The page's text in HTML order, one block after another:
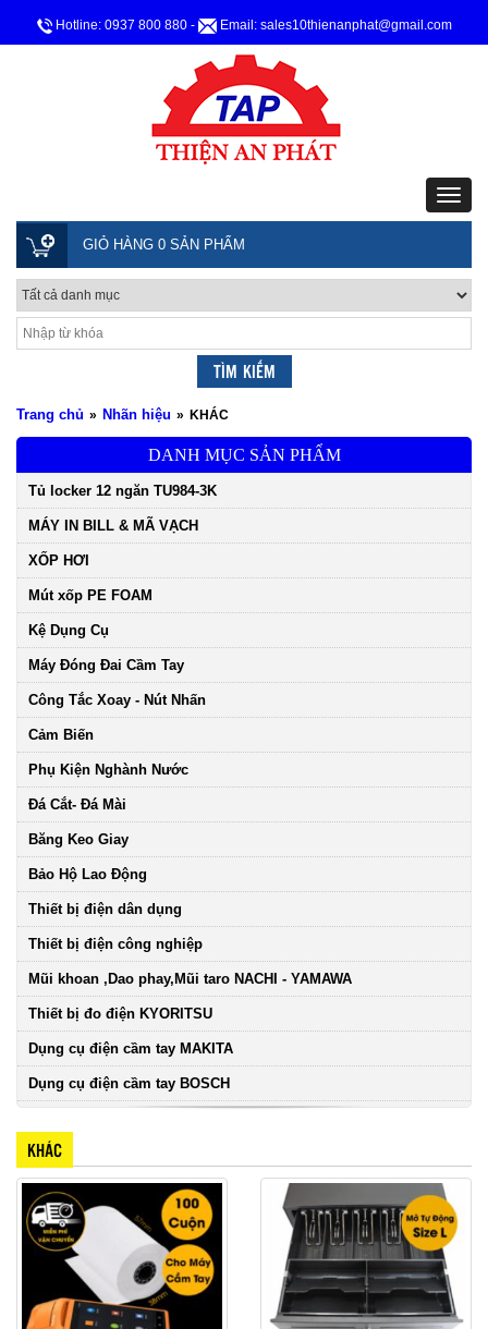
Hotline: 0937 800 880 - Email: sales10thienanphat@gmail.com
GIỎ HÀNG 0 SẢN PHẨM
Trang chủ » Nhãn hiệu » KHÁC
DANH MỤC SẢN PHẨM
Tủ locker 12 ngăn TU984-3K
MÁY IN BILL & MÃ VẠCH
XỐP HƠI
Mút xốp PE FOAM
Kệ Dụng Cụ
Máy Đóng Đai Cầm Tay
Công Tắc Xoay - Nút Nhấn
Cảm Biến
Phụ Kiện Nghành Nước
Đá Cắt- Đá Mài
Băng Keo Giay
Bảo Hộ Lao Động
Thiết bị điện dân dụng
Thiết bị điện công nghiệp
Mũi khoan ,Dao phay,Mũi taro NACHI - YAMAWA
Thiết bị đo điện KYORITSU
Dụng cụ điện cầm tay MAKITA
Dụng cụ điện cầm tay BOSCH
KHÁC